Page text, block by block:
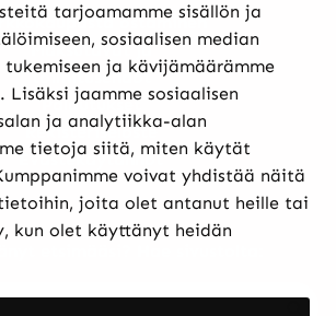
tarjoamamme sisällön ja
sosiaalisen median
tukemiseen ja kävijämäärämme
Lisäksi jaamme sosiaalisen
ja analytiikka-alan
tietoja siitä, miten käytät
voivat yhdistää näitä
joita olet antanut heille tai
kun olet käyttänyt heidän
ostaminen
Maksutavat ja
toimitusehdot
Palautukset
Rekisteriseloste
Evästekäytännöt
etsimääsi? Hae sivustolta:
Haku